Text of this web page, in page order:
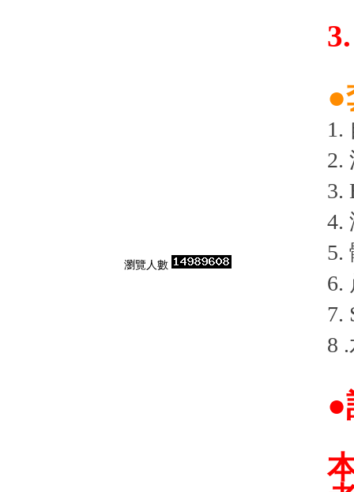
瀏覽人數
●
1.
2.
3.
4.
5.
6.
7.
8
●